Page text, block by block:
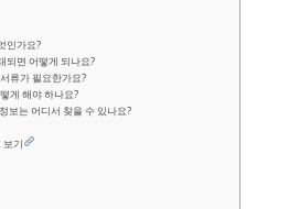
인가요?
되면 어떻게 되나요?
류가 필요한가요?
게 해야 하나요?
보는 어디서 찾을 수 있나요?
보기